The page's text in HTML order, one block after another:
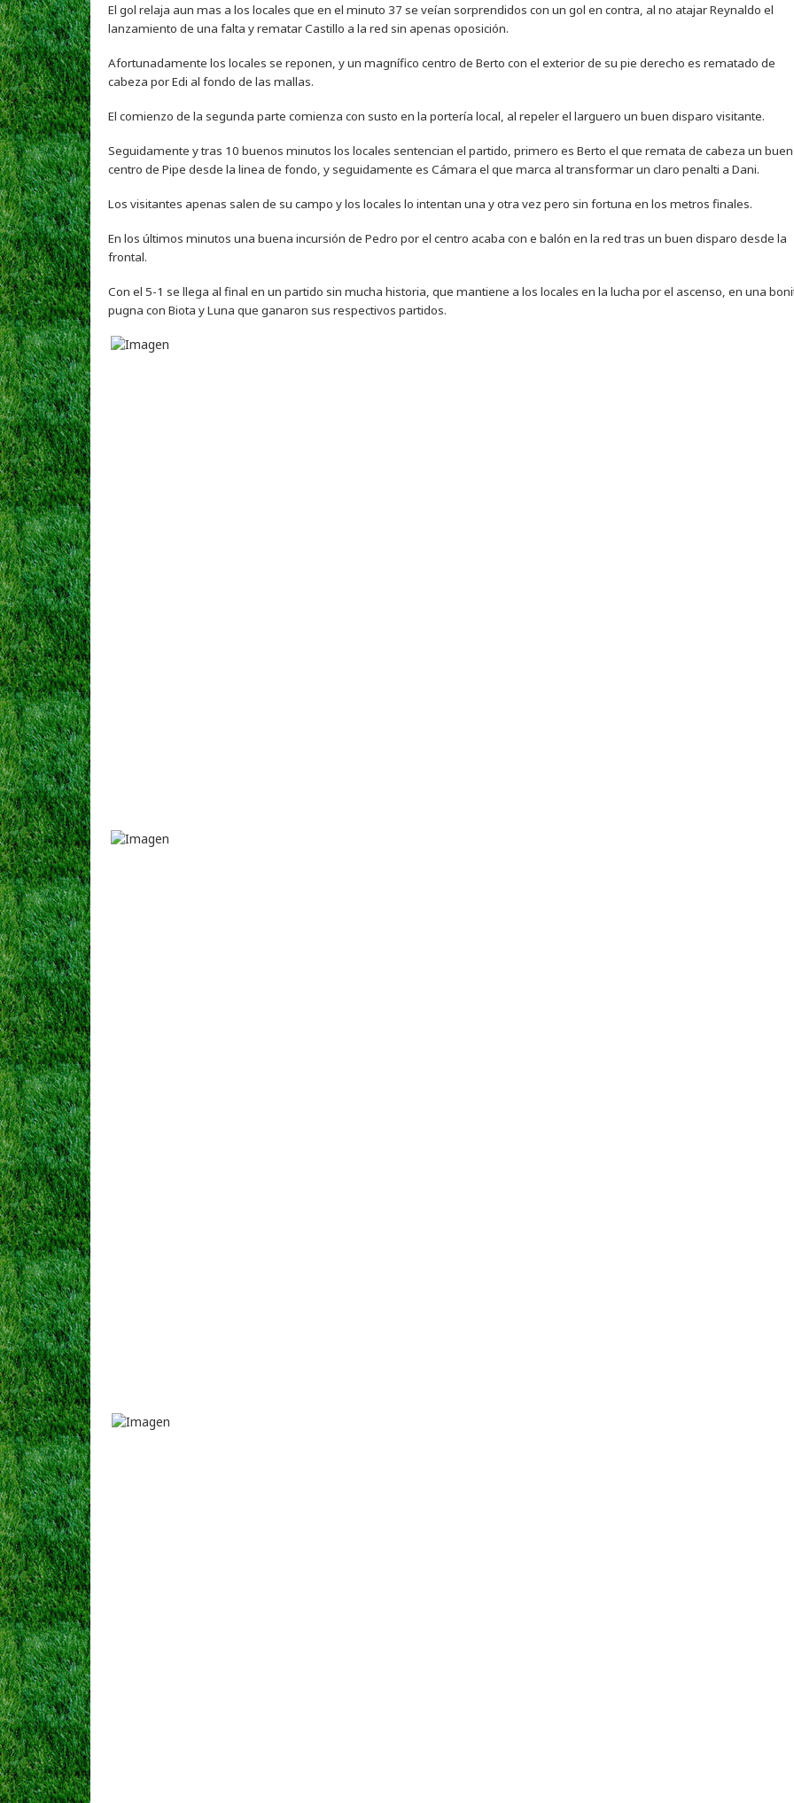
El gol relaja aun mas a los locales que en el minuto 37 se veían sorprendidos con un gol en contra, al no atajar Reynaldo el
lanzamiento de una falta y rematar Castillo a la red sin apenas oposición.
Afortunadamente los locales se reponen, y un magnífico centro de Berto con el exterior de su pie derecho es rematado de
cabeza por Edi al fondo de las mallas.
El comienzo de la segunda parte comienza con susto en la portería local, al repeler el larguero un buen disparo visitante.
Seguidamente y tras 10 buenos minutos los locales sentencian el partido, primero es Berto el que remata de cabeza un buen
centro de Pipe desde la linea de fondo, y seguidamente es Cámara el que marca al transformar un claro penalti a Dani.
Los visitantes apenas salen de su campo y los locales lo intentan una y otra vez pero sin fortuna en los metros finales.
En los últimos minutos una buena incursión de Pedro por el centro acaba con e balón en la red tras un buen disparo desde la
frontal.
Con el 5-1 se llega al final en un partido sin mucha historia, que mantiene a los locales en la lucha por el ascenso, en una
pugna con Biota y Luna que ganaron sus respectivos partidos.